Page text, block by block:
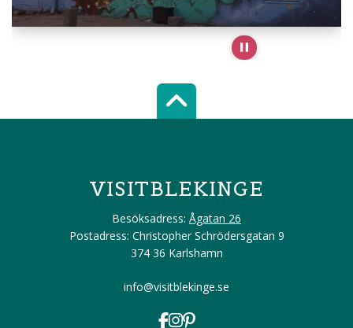
Pause slideshow
Scroll top of
VISITBLEKINGE
Besöksadress: Ågatan 26
Postadress: Christopher Schrödersgatan 9
374 36 Karlshamn
info@visitblekinge.se